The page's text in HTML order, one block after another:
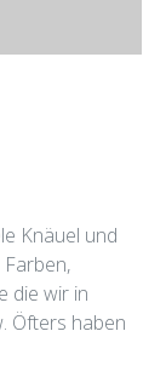
Knäuel und
die wir in
Öfters haben